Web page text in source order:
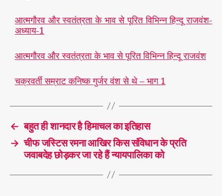
आत्मगौरव और स्वतंत्रता के भाव से पूरित विभिन्न हिन्दू राजवंश-
अध्याय-1
आत्मगौरव और स्वतंत्रता के भाव से पूरित विभिन्न हिन्दू राजवंश
चक्रवर्ती सम्राट कनिष्क गुर्जर वंश से थे – भाग 1
← बहुत ही शानदार है हिमाचल का इतिहास
→ चीफ जस्टिस रमना आखिर किस संविधान के प्रति
जवाबदेह छोड़कर जा रहे हैं न्यायपालिका को